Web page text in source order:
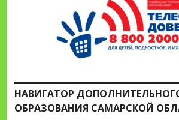
НАВИГАТОР
ОБРАЗОВАНИЯ САМАРСКОЙ